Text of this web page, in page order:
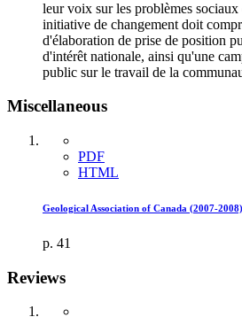
leur voix sur les problèmes
initiative de changement doit
d'élaboration de prise de position
d'intérêt nationale, ainsi qu'une
public sur le travail de la
Miscellaneous
PDF
HTML
Geological Association of Canada (2007-2008)
p. 41
Reviews